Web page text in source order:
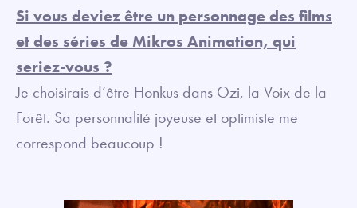
Si vous deviez être un personnage des films
et des séries de Mikros Animation, qui
seriez-vous ?
Je choisirais d’être Honkus dans Ozi, la Voix de la
Forêt. Sa personnalité joyeuse et optimiste me
correspond beaucoup !